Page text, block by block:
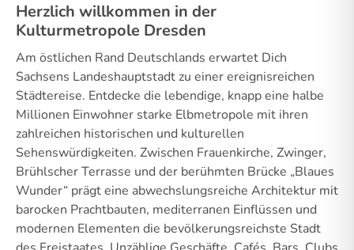
Herzlich willkommen in der
Kulturmetropole Dresden
Am östlichen Rand Deutschlands erwartet Dich
Sachsens Landeshauptstadt zu einer ereignisreichen
Städtereise. Entdecke die lebendige, knapp eine halbe
Millionen Einwohner starke Elbmetropole mit ihren
zahlreichen historischen und kulturellen
Sehenswürdigkeiten. Zwischen Frauenkirche, Zwinger,
Brühlscher Terrasse und der berühmten Brücke „Blaues
Wunder“ prägt eine abwechslungsreiche Architektur mit
barocken Prachtbauten, mediterranen Einflüssen und
modernen Elementen die bevölkerungsreichste Stadt